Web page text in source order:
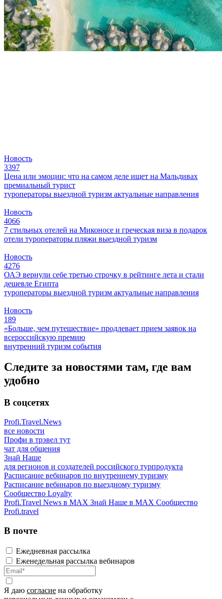
Новость
3397
Цена или эмоции: что на самом деле ищет на Мальдивах
премиальный турист
туроператоры выездной туризм актуальные направления
Новость
4066
7 стильных отелей на Миконосе и греческая виза в подарок
отели туроператоры пляжи выездной туризм
Новость
4276
ОАЭ вернули себе третью строчку в рейтинге лета и стали
дешевле Египта
туроператоры выездной туризм актуальные направления
Новость
189
«Больше, чем путешествие» продлевает прием заявок на
всероссийскую премию
внутренний туризм события
Следите за новостями там, где вам
удобно
В соцсетях
Profi.Travel.News
все новости
Профи в трэвел тут
чат для общения
Знай Наше
для регионов и создателей российского турпродукта
Расписание вебинаров по внутреннему туризму
Расписание вебинаров по выездному туризму
Сообщество Loyalty
Profi.Travel News в MAX Знай Наше в MAX Сообщество
Profi.travel
В почте
Ежедневная рассылка
Еженедельная рассылка вебинаров
Я даю согласие на обработку